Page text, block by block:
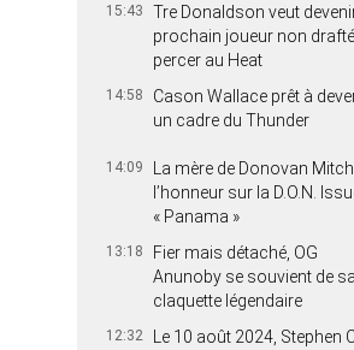
15:43
Tre Donaldson veut
prochain joueur non
percer au Heat
14:58
Cason Wallace prêt à
un cadre du Thunder
14:09
La mère de Donovan
l’honneur sur la D.O.N.
« Panama »
13:18
Fier mais détaché, OG
Anunoby se souvient de sa
claquette légendaire
12:32
Le 10 août 2024, Stephen